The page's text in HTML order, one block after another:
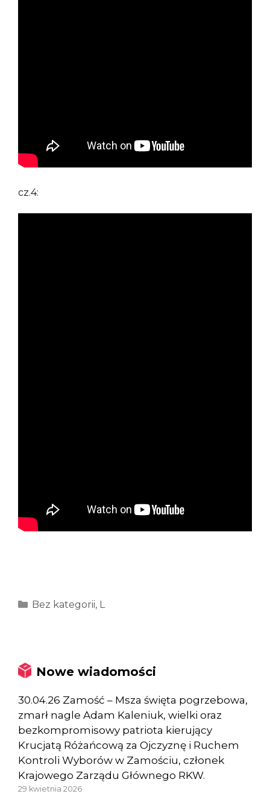
cz.4:
Kategorie
Bez kategorii, L
Nowe wiadomości
30.04.26 Zamość – Msza święta pogrzebowa,
zmarł nagle Adam Kaleniuk, wielki oraz
bezkompromisowy patriota kierujący
Krucjatą Różańcową za Ojczyznę i Ruchem
Kontroli Wyborów w Zamościu, członek
Krajowego Zarządu Głównego RKW.
29 kwietnia 2026